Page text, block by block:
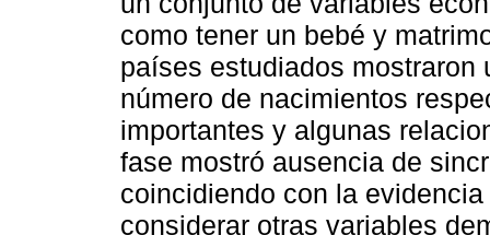
como tener un bebé y
países estudiados mostraron
número de nacimientos
importantes y algunas
fase mostró ausencia de
coincidiendo con la
considerar otras variables